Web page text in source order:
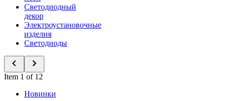
Светодиодный
декор
Электроустановочные
изделия
Светодиоды
Item 1 of 12
Новинки